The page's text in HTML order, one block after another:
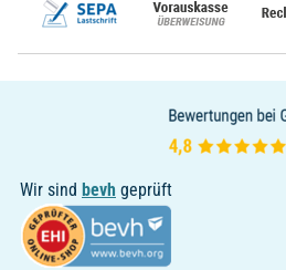
Wir sind bevh geprüft